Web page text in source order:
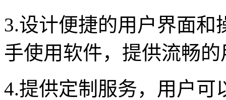
3.设计便捷的用户界面
手使用软件，提供流畅
4.提供定制服务，用户可